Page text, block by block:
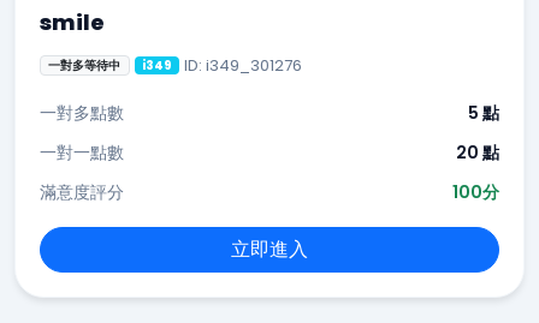
smile
一對多等待中 i349 ID: i349_301276
一對多點數
5 點
一對一點數
20 點
滿意度評分
100分
立即進入